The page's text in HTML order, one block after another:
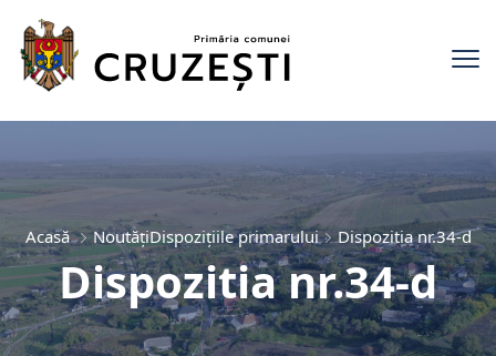
Acasă NoutățiDispozițiile primarului Dispozitia nr.34-d
Dispozitia nr.34-d